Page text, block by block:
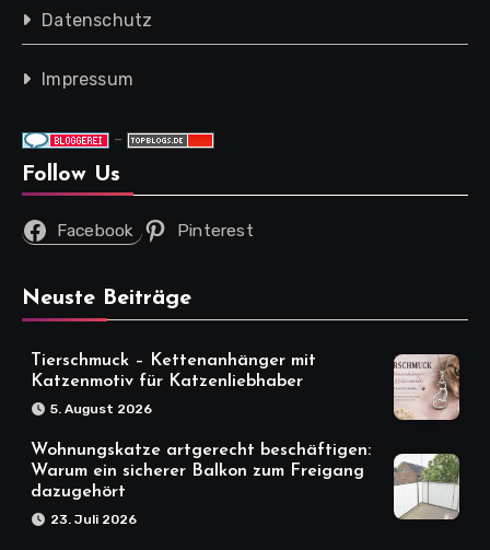
Datenschutz
Impressum
-
Follow Us
Facebook Pinterest
Neuste Beiträge
Tierschmuck – Kettenanhänger mit
Katzenmotiv für Katzenliebhaber
5. August 2026
Wohnungskatze artgerecht beschäftigen:
Warum ein sicherer Balkon zum Freigang
dazugehört
23. Juli 2026